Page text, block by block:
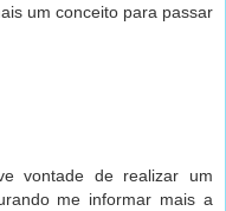
um conceito para passar
vontade de realizar um
me informar mais a